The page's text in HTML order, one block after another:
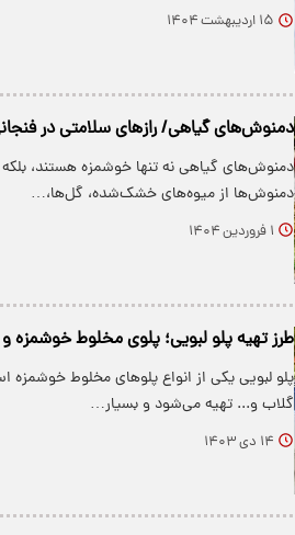
۱۵ اردیبهشت ۱۴۰۴
دمنوش‌های گیاهی/ رازهای سلامتی در
دمنوش‌های گیاهی نه تنها خوشمزه هستند،
دمنوش‌ها از میوه‌های خشک‌شده، گل‌ها،…
۱ فروردین ۱۴۰۴
طرز تهیه پلو لبویی؛ پلوی مخلوط خوشمزه و
پلو لبویی یکی از انواع پلوهای مخلوط خوشمزه
گلاب و... تهیه می‌شود و بسیار…
۱۴ دی ۱۴۰۳